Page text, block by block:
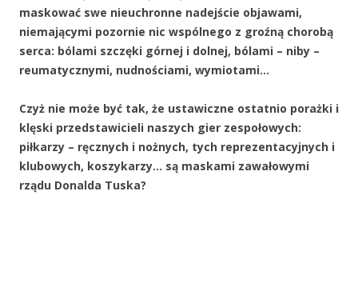
maskować swe nieuchronne nadejście objawami,
niemającymi pozornie nic wspólnego z groźną chorobą
serca: bólami szczęki górnej i dolnej, bólami – niby –
reumatycznymi, nudnościami, wymiotami…
Czyż nie może być tak, że ustawiczne ostatnio porażki i
klęski przedstawicieli naszych gier zespołowych:
piłkarzy – ręcznych i nożnych, tych reprezentacyjnych i
klubowych, koszykarzy… są maskami zawałowymi
rządu Donalda Tuska?